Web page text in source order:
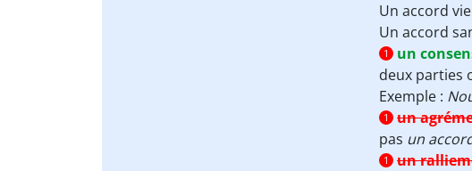
Un accord
Un accord
1 un
deux parties
Exemple :
1 un
pas un
1 un